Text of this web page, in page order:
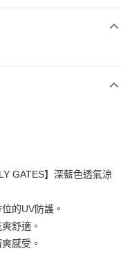
立即使用無須另外申請。
會自動跳轉到大哥付的交易
GATES】深藍色透氣涼
的UV防護。
舒適。
感受。